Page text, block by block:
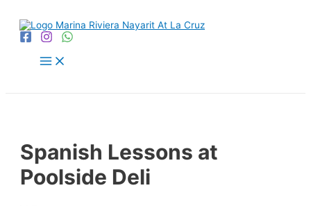
contenido
Main
Menu
Spanish Lessons at
Poolside Deli